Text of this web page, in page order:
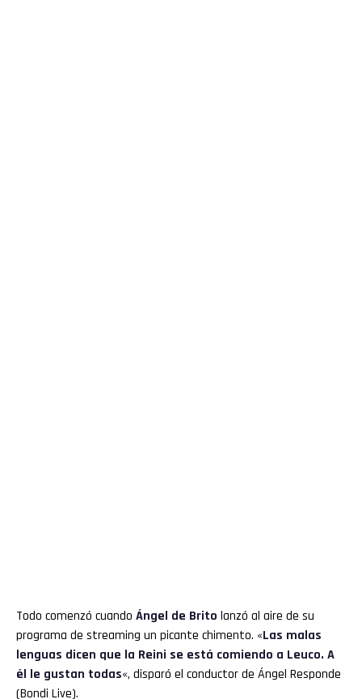
Todo comenzó cuando Ángel de Brito lanzó al aire de su
programa de streaming un picante chimento. «Las malas
lenguas dicen que la Reini se está comiendo a Leuco. A
él le gustan todas«, disparó el conductor de Ángel Responde
(Bondi Live).